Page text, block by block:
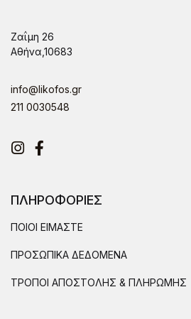
Ζαΐμη 26
Αθήνα,10683
info@likofos.gr
211 0030548
Instagram
Facebook
ΠΛΗΡΟΦΟΡΙΕΣ
ΠΟΙΟΙ ΕΙΜΑΣΤΕ
ΠΡΟΣΩΠΙΚΑ ΔΕΔΟΜΕΝΑ
ΤΡΟΠΟΙ ΑΠΟΣΤΟΛΗΣ & ΠΛΗΡΩΜΗΣ